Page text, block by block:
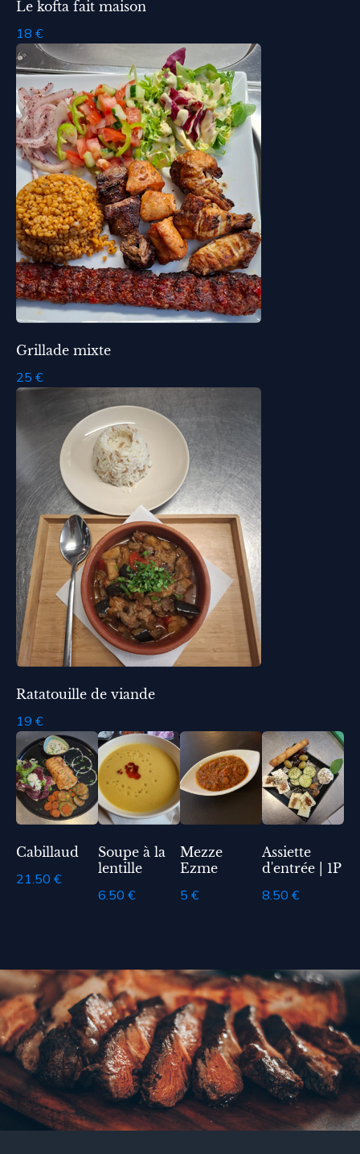
Le kofta fait maison
18 €
Grillade mixte
25 €
Ratatouille de viande
19 €
Cabillaud
21.50 €
Soupe à la
lentille
6.50 €
Mezze
Ezme
5 €
Assiette
d'entrée | 1P
8.50 €